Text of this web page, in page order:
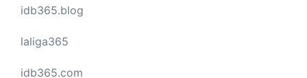
idb365.blog
laliga365
idb365.com